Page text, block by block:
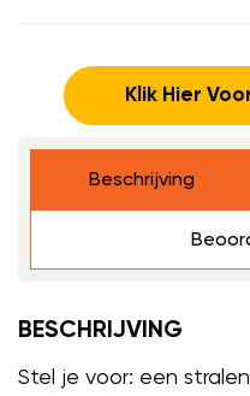
Klik Hier
Beschrijving
BESCHRIJVING
Stel je voor: een